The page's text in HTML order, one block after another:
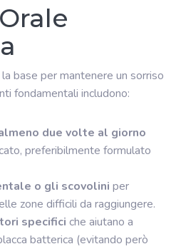
base per mantenere un sorriso
fondamentali includono:
due volte al giorno
preferibilmente formulato
o gli scovolini per
zone difficili da raggiungere.
specifici che aiutano a
batterica (evitando però